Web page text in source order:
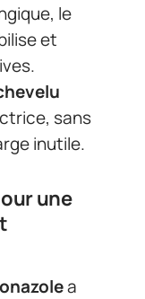
le
et
sans
inutile.
une
a